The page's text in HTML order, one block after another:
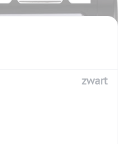
zwart